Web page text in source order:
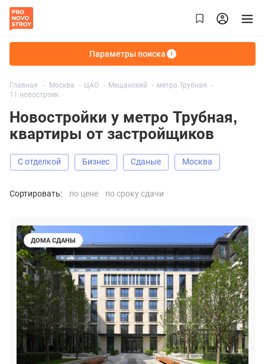
Параметры поиска 1
Главная Москва ЦАО Мещанский
метро Трубная
11 новостроек
Новостройки у метро Трубная,
квартиры от застройщиков
С отделкой Бизнес Сданые Москва
Сортировать: по цене по сроку сдачи
ДОМА СДАНЫ